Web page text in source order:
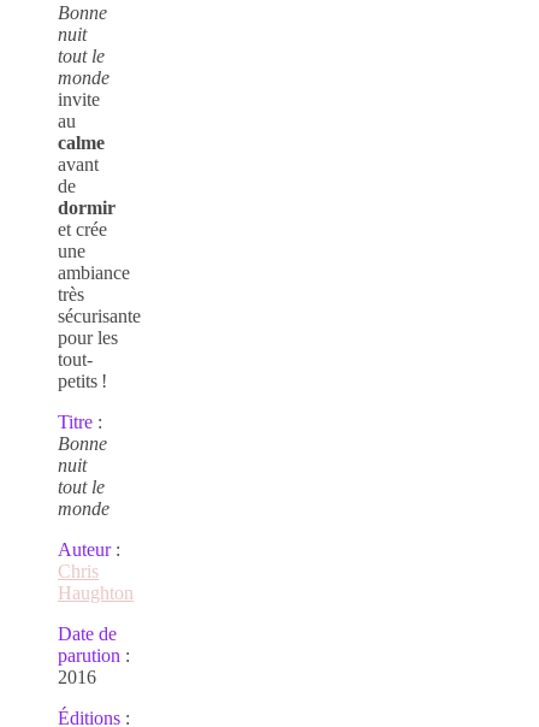
Bonne
nuit
tout le
monde
invite
au
calme
avant
de
dormir
et crée
une
ambiance
très
sécurisante
pour les
tout-
petits !
Titre :
Bonne
nuit
tout le
monde
Auteur :
Chris
Haughton
Date de
parution :
2016
Éditions :